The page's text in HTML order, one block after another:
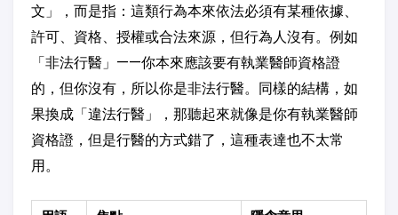
文」，而是指：這類行為本來依法必須有某種依據、
許可、資格、授權或合法來源，但行為人沒有。例如
「非法行醫」——你本來應該要有執業醫師資格證
的，但你沒有，所以你是非法行醫。同樣的結構，如
果換成「違法行醫」，那聽起來就像是你有執業醫師
資格證，但是行醫的方式錯了，這種表達也不太常
用。